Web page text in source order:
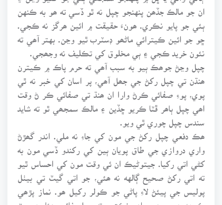
ان جو مالڪ جڏھن پنهنجو چپل نه ٿو ڏسي ته ھو به ڪنهن
ٻئي جو پايو نڪري. ھونءَ حقيقت ۾ ائين ھرگز نه ڪجي.
ڇو جو ائين ڪيترائي ماڻھو ڊسٽرب ٿيو وڃن. بهتر آھي ته
نئون خريد ڪجي ۽ ٻي مخلوق کي تڪليف نه وجھجي.
چپل وڃڻ جوھڪ ٻيو به سبب آھي ته حرم پاڪ ۾ ڪيترن
ھنڌن تي چپل رکڻ جي جھل آھي، پر اسان کي خبر نه ٿي
پوي، پوءِ صفائي ڪرڻ وارا ان ھنڌ تي صفائي ڪر ڻ وقت
اھي چپل ٻاھر ڦٽا ڪريو ڇڏين ۽ مالڪ سمجھي ٿو ته شايد
سندس چپل چوري ٿي ويو.
ھڪ دفعي چپل رکڻ جي مون کي جاءِ نه ملي. اندر گھڙڻ
واري دروازي جي طاق پويان ٻين کي رکندو ڏسي مون به
کڻي اتي رکيا. جيتوڻيڪ ان ئي وقت مون کي احساس ٿيو
ته اتي رکڻ صحيح ڳالهه نه ھئي، جو اتي گيٽ تي بيٺل
پوليس جي پيئڻ لاءِ پاڻي جو ڪولر رکيل ھو. نماز پڙھي
ڪجهه دير ويھي ٻاھر نڪتس ته چپل غائب ھئا. در وٽ